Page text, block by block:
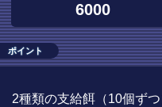
6000
ポイント
2種類の支給餌（10個ず